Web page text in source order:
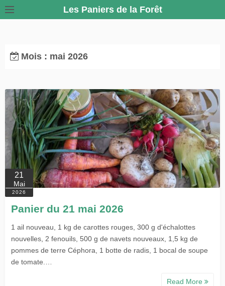
k
Les Paniers de la Forêt
Mois : mai 2026
21
Mai
2026
Panier du 21 mai 2026
1 ail nouveau, 1 kg de carottes rouges, 300 g d'échalottes
nouvelles, 2 fenouils, 500 g de navets nouveaux, 1,5 kg de
pommes de terre Céphora, 1 botte de radis, 1 bocal de soupe
de tomate.…
Read More